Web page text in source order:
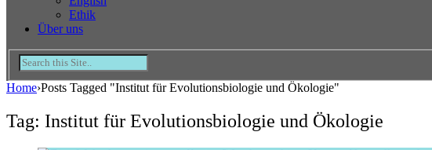
Ethik
Über uns
Home›Posts Tagged "Institut für Evolutionsbiologie und Ökologie"
Tag: Institut für Evolutionsbiologie und Ökologie